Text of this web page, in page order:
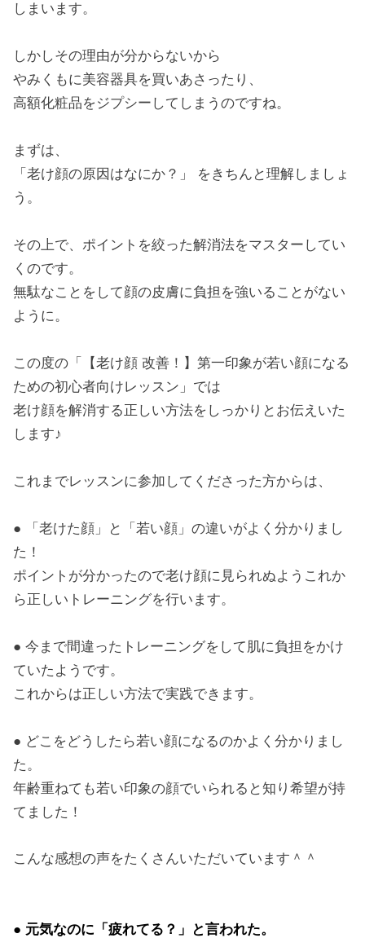
しまいます。
しかしその理由が分からないから
やみくもに美容器具を買いあさったり、
高額化粧品をジプシーしてしまうのですね。
まずは、
「老け顔の原因はなにか？」 をきちんと理解しましょ
う。
その上で、ポイントを絞った解消法をマスターしてい
くのです。
無駄なことをして顔の皮膚に負担を強いることがない
ように。
この度の「【老け顔 改善！】第一印象が若い顔になる
ための初心者向けレッスン」では
老け顔を解消する正しい方法をしっかりとお伝えいた
します♪
これまでレッスンに参加してくださった方からは、
● 「老けた顔」と「若い顔」の違いがよく分かりまし
た！
ポイントが分かったので老け顔に見られぬようこれか
ら正しいトレーニングを行います。
● 今まで間違ったトレーニングをして肌に負担をかけ
ていたようです。
これからは正しい方法で実践できます。
● どこをどうしたら若い顔になるのかよく分かりまし
た。
年齢重ねても若い印象の顔でいられると知り希望が持
てました！
こんな感想の声をたくさんいただいています＾＾
● 元気なのに「疲れてる？」と言われた。